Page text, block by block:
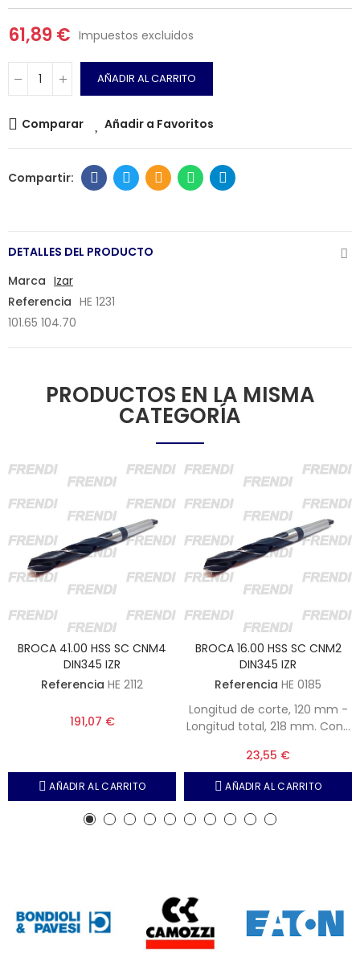
61,89 € Impuestos excluidos
AÑADIR AL CARRITO
Comparar Añadir a Favoritos
DETALLES DEL PRODUCTO
Marca Izar
Referencia HE 1231
101.65 104.70
PRODUCTOS EN LA MISMA
CATEGORÍA
BROCA 41.00 HSS SC CNM4
DIN345 IZR
Referencia HE 2112
191,07 €
AÑADIR AL CARRITO
BROCA 16.00 HSS SC CNM2
DIN345 IZR
Referencia HE 0185
Longitud de corte, 120 mm -
Longitud total, 218 mm. Cono
23,55 €
AÑADIR AL CARRITO